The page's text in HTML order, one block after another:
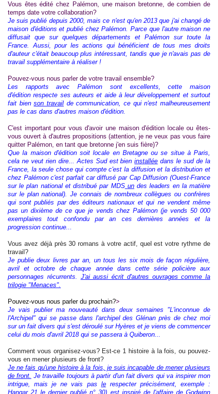
Vous êtes édité chez Palémon, une maison bretonne, de combien de
temps date votre collaboration?
Je suis publié depuis 2000, mais ce n'est qu'en 2013 que j'ai changé de
maison d'éditions et publié chez Palémon. Parce que l'autre maison ne
diffusait que sur quelques départements et Palémon sur toute la
France. Aussi, pour les actions qui bénéficient de tous mes droits
d'auteur c'était beaucoup plus intéressant, tandis que je n'avais pas de
travail supplémentaire à réaliser !
Pouvez-vous nous parler de votre travail ensemble?
Les rapports avec Palémon sont excellents, cette maison
d'édition respecte ses auteurs et aide à leur développement et surtout
fait bien son travail de communication, ce qui n'est malheureusement
pas le cas dans d'autres maison d'édition.
C'est important pour vous d'avoir une maison d'édition locale ou êtes-
vous ouvert à d'autres propositions (attention, je ne veux pas vous faire
quitter Palémon, en tant que bretonne j'en suis fière)?
Que la maison d'édition soit locale en Bretagne ou se situe à Paris,
cela ne veut rien dire... Actes Sud est bien installée dans le sud de la
France, la seule chose qui compte c'est la diffusion et la distribution et
chez Palémon c'est parfait car diffusé par Cap Diffusion (Ouest-France
sur le plan national et distribué par MDS un des leaders en la matière
sur le plan national). Je connais de nombreux collègues ou confrères
qui sont publiés par des éditeurs nationaux et qui ne vendent même
pas un dixième de ce que je vends chez Palémon (je vends 50 000
exemplaires tout confondu par an ces dernières années et la
progression continue...
Vous avez déjà près 30 romans à votre actif, quel est votre rythme de
travail?
Je publie deux livres par an, un tous les six mois de façon régulière,
avril et octobre de chaque année dans cette série policière aux
personnages récurrents. J'ai aussi écrit d'autres ouvrages comme la
trilogie "Menaces".
Pouvez-vous nous parler du prochain?>
Je vais publier ma nouveauté dans deux semaines "L'inconnue de
l'Archipel" qui se passe dans l'archipel des Glénan près de chez moi
sur un fait divers qui s'est déroulé sur Hyères et je viens de commencer
celui du mois d'avril 2018 qui se passera à Quiberon...
Comment vous organisez-vous? Est-ce 1 histoire à la fois, ou pouvez-
vous en mener plusieurs de front?
Je ne fais qu'une histoire à la fois, je suis incapable de mener plusieurs
de front. Je travaille toujours à partir d'un fait divers qui va inspirer mon
intrigue, mais je ne vais pas le respecter précisément, exemple :
Hangar 21 le dernier publié n° 30) est inspiré de l'affaire de Godwinn